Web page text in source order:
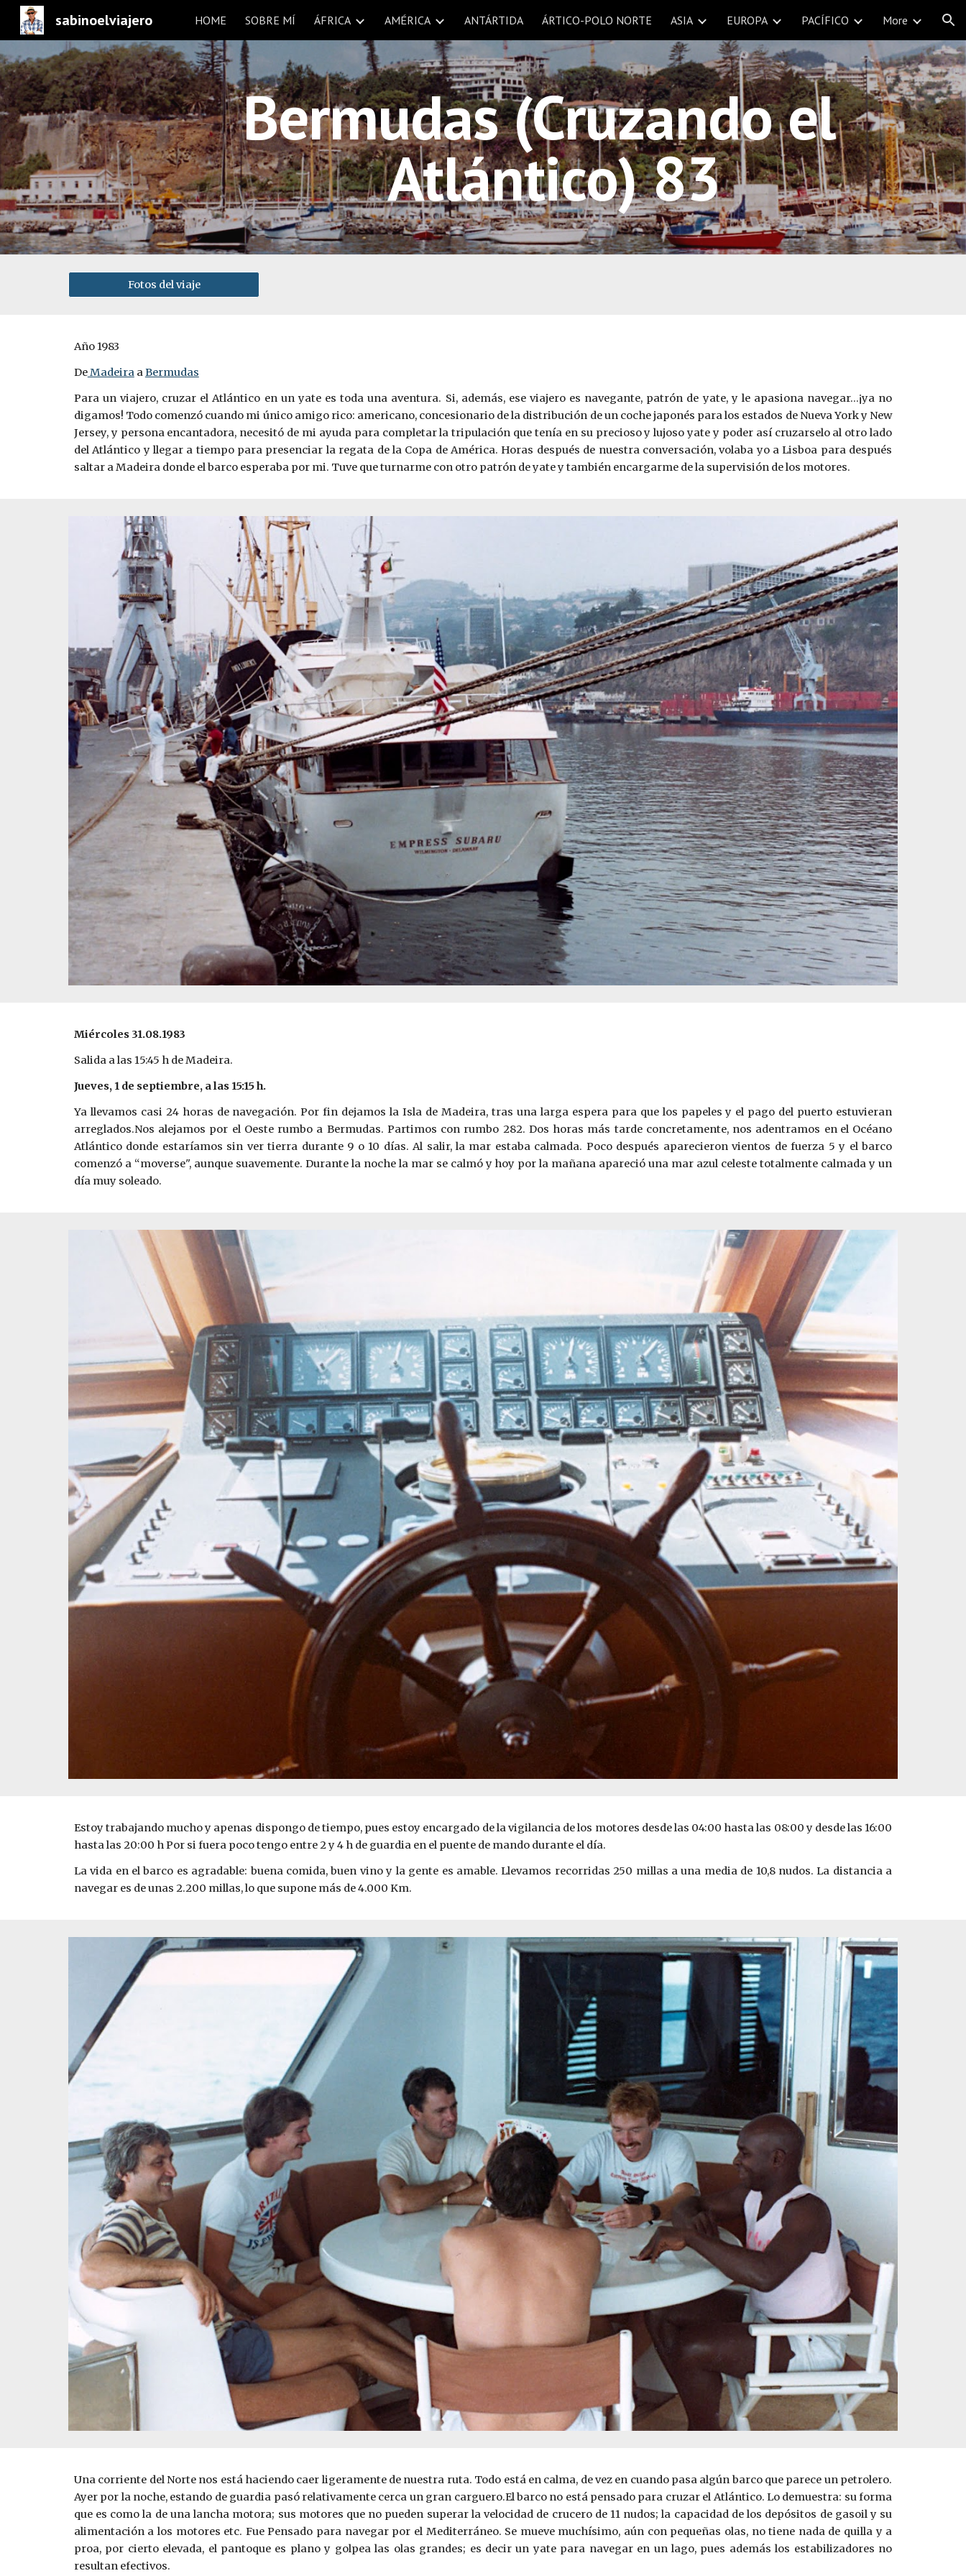
Skip to main content Skip to navigation
sabinoelviajero HOME SOBRE MÍ ÁFRICA AMÉRICA ANTÁRTIDA ÁRTICO-POLO NORTE ASIA EUROPA PACÍFICO More
Bermudas (Cruzando el
Atlántico) 83
Fotos del viaje
Año 1983
DeMadeiraaBermudas
Para un viajero, cruzar el Atlántico en un yate es toda una aventura. Si, además, ese viajero es navegante, patrón de yate, y le apasiona navegar...¡ya no
digamos! Todo comenzó cuando mi único amigo rico: americano, concesionario de la distribución de un coche japonés para los estados de Nueva York y New
Jersey, y persona encantadora, necesitó de mi ayuda para completar la tripulación que tenía en su precioso y lujoso yate y poder así cruzarselo al otro lado
del Atlántico y llegar a tiempo para presenciar la regata de la Copa de América. Horas después de nuestra conversación, volaba yo a Lisboa para después
saltar a Madeira donde el barco esperaba por mi. Tuve que turnarme con otro patrón de yate y también encargarme de la supervisión de los motores.
Miércoles 31.08.1983
Salida a las 15:45 h de Madeira.
Jueves, 1 de septiembre, a las 15:15 h.
Ya llevamos casi 24 horas de navegación. Por fin dejamos la Isla de Madeira, tras una larga espera para que los papeles y el pa­go del puerto estuvieran
arreglados.Nos alejamos por el Oeste ­rumbo a Bermudas. Partimos con rumbo 282. Dos horas más tarde concretamente, nos adentramos en el Océano
Atlántico ­donde estaríamos sin ver tierra durante 9 o 10 días. Al salir, la mar estaba calmada. Poco después aparecieron vientos de fuerza 5 y el barco
comenzó a “moverse", aunque suavemente. Durante la noche la mar se calmó y hoy por la mañana apareció una mar azul celeste totalmente calmada y un
día muy soleado.
Estoy trabajando mucho y apenas dispongo de tiempo, pues estoy encargado de la vigilancia de los motores desde las 04:00 hasta las 08:00 y desde las 16:00
hasta las 20:00 h Por si fuera poco tengo entre 2 y 4 h de guardia en el puente de mando durante el día.
La vida en el barco es agradable: buena comida, buen vino y la gente es amable. Llevamos recorridas 250 millas a una media de 10,8 ­nudos. La distancia a
navegar es de unas 2.200 millas, lo que supone más de 4.000 Km.
Una corriente del Norte nos está haciendo caer ligeramente de nuestra ruta. Todo está en calma, de vez en cuando pasa algún barco que parece un petrolero.
Ayer por la noche, estando de guardia pasó relativamente cerca un gran carguero.El barco no está pensado para cruzar el Atlántico. Lo demuestra: su forma
que es como la de una lancha motora; sus motores que no pueden superar la velocidad de crucero de 11 nudos; la capacidad de los depósitos de gasoil y su
alimentación a los motores etc. Fue Pensado para navegar por el Mediterráneo. Se mueve muchísimo, aún con pequeñas olas, no tiene nada de quilla y a
proa, por cierto elevada, el pantoque ­es plano y golpea las olas grandes; es decir un yate para navegar en un ­lago, pues además los estabilizadores no
resultan efectivos.